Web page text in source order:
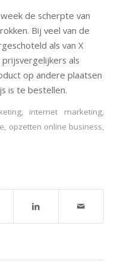
de scherpte van
Bij veel van de
als van X
als
op andere plaatsen
is te bestellen.
, internet marketing,
, opzetten online business,